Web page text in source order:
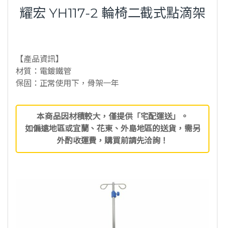
耀宏 YH117-2 輪椅二截式點滴架
【產品資訊】
材質：電鍍鐵管
保固：正常使用下，骨架一年
本商品因材積較大，僅提供「宅配運送」。
如偏遠地區或宜蘭、花東、外島地區的送貨，需另
外酌收運費，購買前請先洽詢！